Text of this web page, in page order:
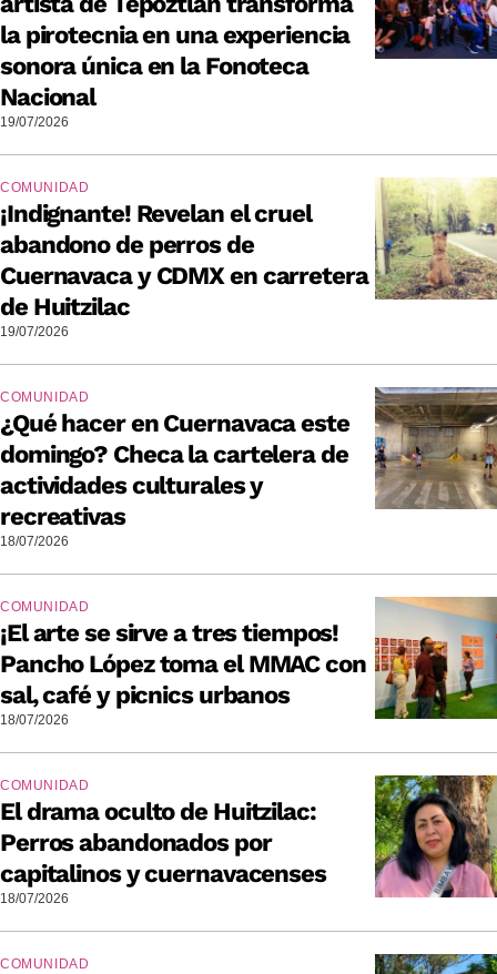
la pirotecnia en una experiencia
sonora única en la Fonoteca
Nacional
19/07/2026
COMUNIDAD
¡Indignante! Revelan el cruel
abandono de perros de
Cuernavaca y CDMX en carretera
de Huitzilac
19/07/2026
COMUNIDAD
¿Qué hacer en Cuernavaca este
domingo? Checa la cartelera de
actividades culturales y
recreativas
18/07/2026
COMUNIDAD
¡El arte se sirve a tres tiempos!
Pancho López toma el MMAC con
sal, café y picnics urbanos
18/07/2026
COMUNIDAD
El drama oculto de Huitzilac:
Perros abandonados por
capitalinos y cuernavacenses
18/07/2026
COMUNIDAD